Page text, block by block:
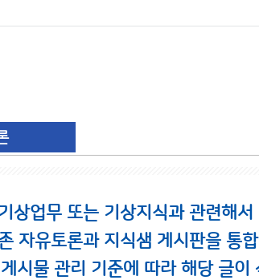
상업무 또는 기상지식과 관련해
자유토론과 지식샘 게시판을 통
시물 관리 기준에 따라 해당 글